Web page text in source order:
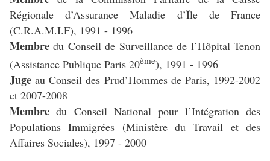
Régionale d’Assurance Maladie d’Île de France
(C.R.A.M.I.F), 1991 - 1996
Membre du Conseil de Surveillance de l’Hôpital Tenon
(Assistance Publique Paris 20ème), 1991 - 1996
Jugeau Conseil des Prud’Hommes de Paris, 1992-2002
et 2007-2008
Membredu Conseil National pour l’Intégration des
Populations Immigrées (Ministère du Travail et des
Affaires Sociales), 1997 - 2000